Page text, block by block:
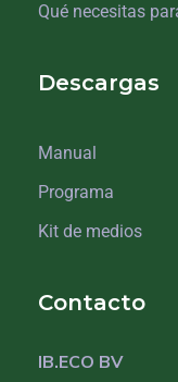
Qué necesitas
Descargas
Manual
Programa
Kit de medios
Contacto
IB.ECO BV